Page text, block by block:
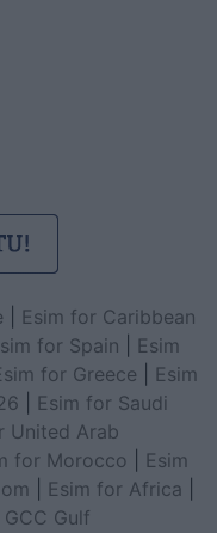
Esim for Caribbean
for Spain
Esim
for Greece
Esim
Esim for Saudi
United Arab
for Morocco
Esim
Esim for Africa
Gulf